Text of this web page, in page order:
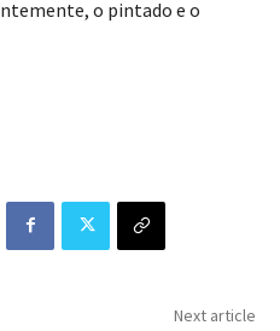
o pintado e o
Next article